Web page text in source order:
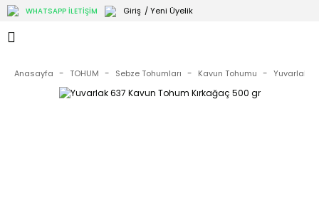
WHATSAPP İLETİŞİM Giriş / Yeni Üyelik
Anasayfa TOHUM Sebze Tohumları Kavun Tohumu Yuvarlak